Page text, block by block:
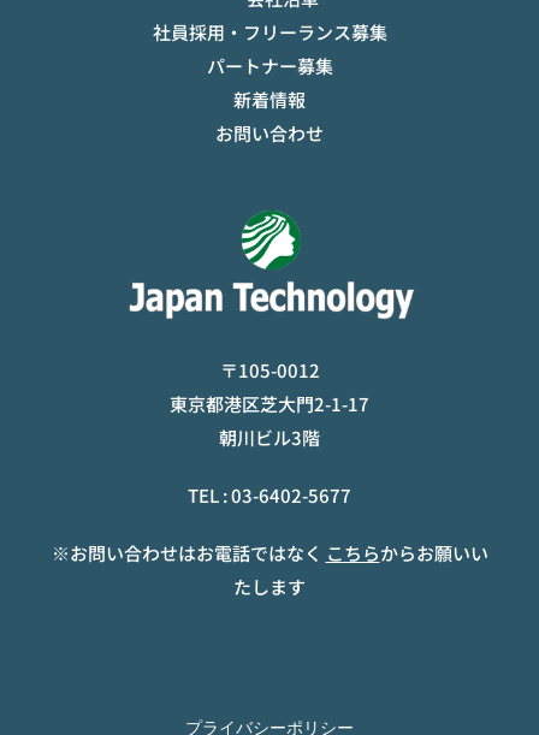
社員採用・フリーランス募集
パートナー募集
新着情報
お問い合わせ
〒105-0012
東京都港区芝大門2-1-17
朝川ビル3階
TEL :03-6402-5677
※お問い合わせはお電話ではなく こちらからお願いい
たします
プライバシーポリシー